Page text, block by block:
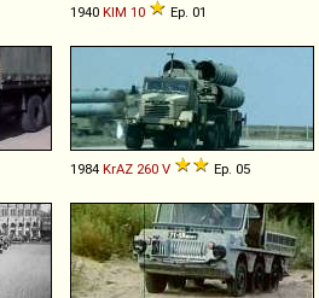
1940 KIM 10 Ep. 01
1984 KrAZ 260 V Ep. 05